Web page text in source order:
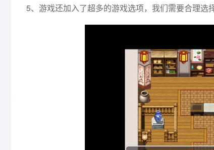
5、游戏还加入了超多的游戏选项，我们需要合理选